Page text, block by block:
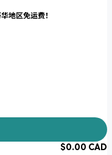
地区免运费！
$0.00 CAD